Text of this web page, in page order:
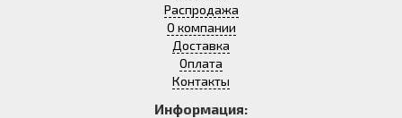
Распродажа
О компании
Доставка
Оплата
Контакты
Информация: